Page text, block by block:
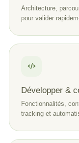
Architecture,
pour valider
Développer &
Fonctionnalités,
tracking et